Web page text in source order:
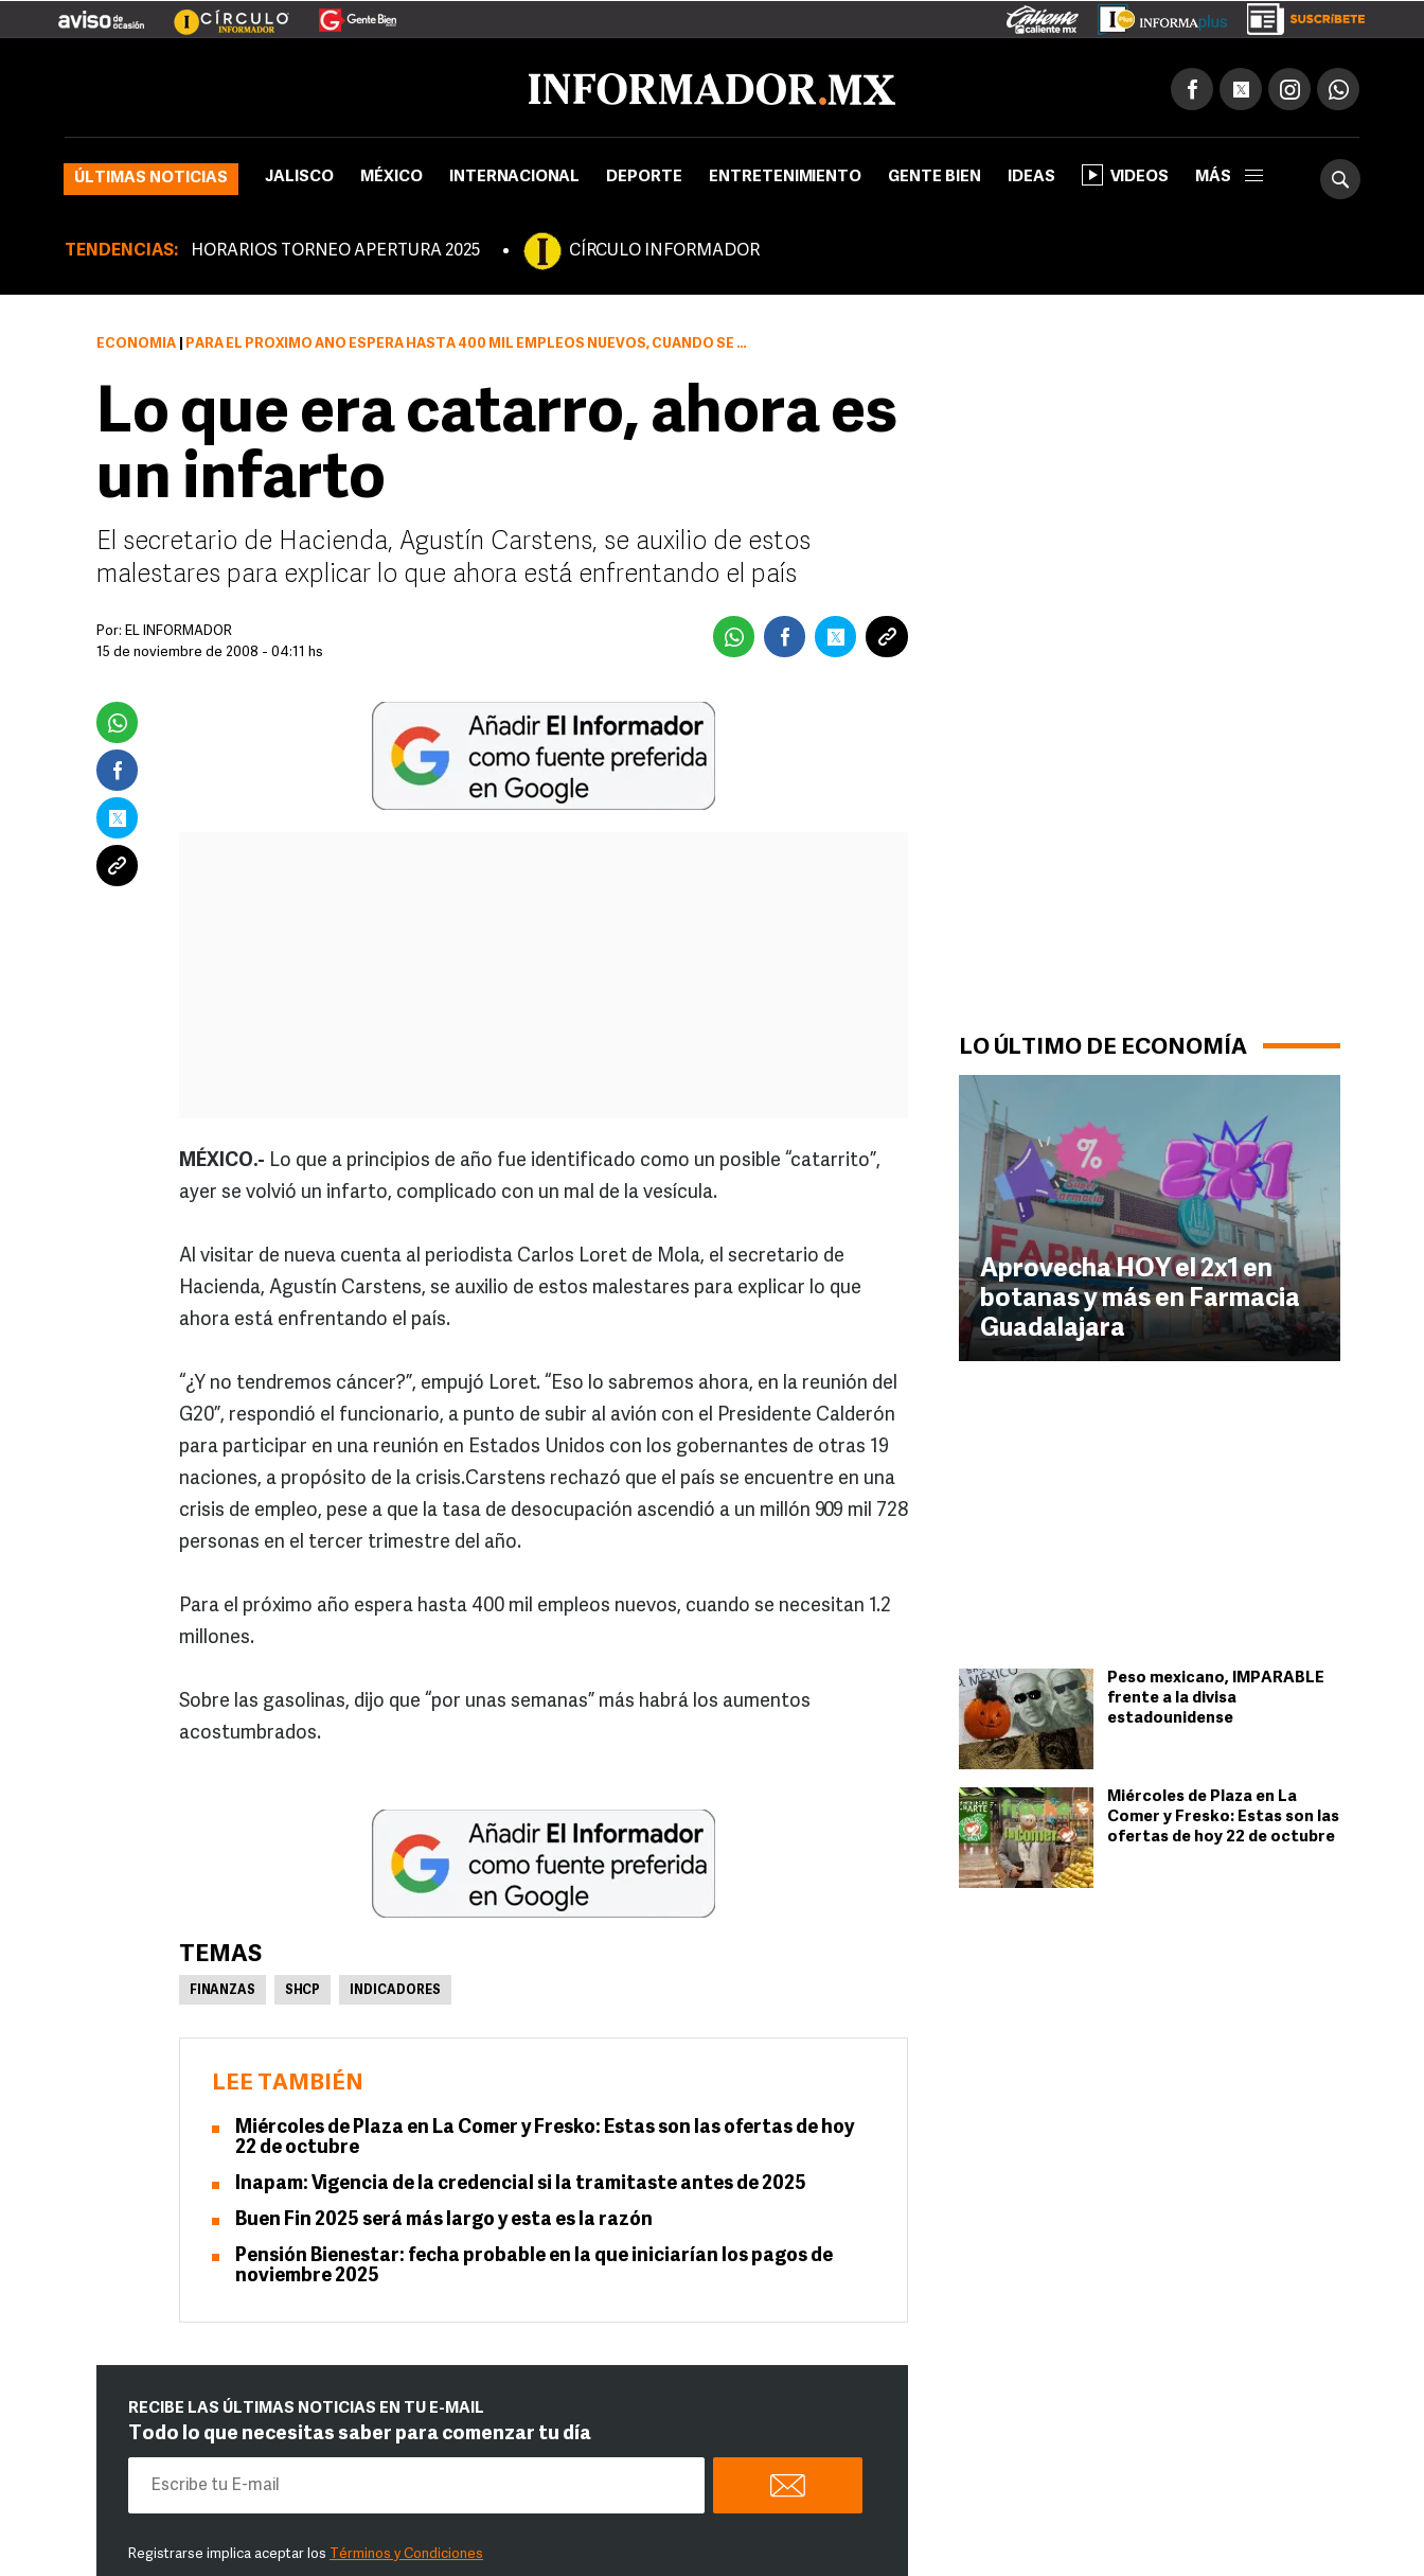
ÚLTIMAS NOTICIAS JALISCO MÉXICO INTERNACIONAL DEPORTE ENTRETENIMIENTO GENTE BIEN IDEAS VIDEOS MÁS
TENDENCIAS: HORARIOS TORNEO APERTURA 2025 CÍRCULO INFORMADOR
LO ÚLTIMO DE ECONOMÍA
Aprovecha HOY el 2x1 en
botanas y más en Farmacia
Guadalajara
Peso mexicano, IMPARABLE
frente a la divisa
estadounidense
Miércoles de Plaza en La
Comer y Fresko: Estas son las
ofertas de hoy 22 de octubre
ECONOMÍA PARA EL PRÓXIMO AÑO ESPERA HASTA 400 MIL EMPLEOS NUEVOS, CUANDO SE NECESITAN 1.2 MILLONES
Lo que era catarro, ahora es
un infarto
El secretario de Hacienda, Agustín Carstens, se auxilio de estos
malestares para explicar lo que ahora está enfrentando el país
Por: EL INFORMADOR
15 de noviembre de 2008 - 04:11 hs
MÉXICO.- Lo que a principios de año fue identificado como un posible “catarrito”,
ayer se volvió un infarto, complicado con un mal de la vesícula.
Al visitar de nueva cuenta al periodista Carlos Loret de Mola, el secretario de
Hacienda, Agustín Carstens, se auxilio de estos malestares para explicar lo que
ahora está enfrentando el país.
“¿Y no tendremos cáncer?”, empujó Loret. “Eso lo sabremos ahora, en la reunión del
G20”, respondió el funcionario, a punto de subir al avión con el Presidente Calderón
para participar en una reunión en Estados Unidos con los gobernantes de otras 19
naciones, a propósito de la crisis.Carstens rechazó que el país se encuentre en una
crisis de empleo, pese a que la tasa de desocupación ascendió a un millón 909 mil 728
personas en el tercer trimestre del año.
Para el próximo año espera hasta 400 mil empleos nuevos, cuando se necesitan 1.2
millones.
Sobre las gasolinas, dijo que “por unas semanas” más habrá los aumentos
acostumbrados.
TEMAS
FINANZAS SHCP INDICADORES
LEE TAMBIÉN
Miércoles de Plaza en La Comer y Fresko: Estas son las ofertas de hoy
22 de octubre
Inapam: Vigencia de la credencial si la tramitaste antes de 2025
Buen Fin 2025 será más largo y esta es la razón
Pensión Bienestar: fecha probable en la que iniciarían los pagos de
noviembre 2025
RECIBE LAS ÚLTIMAS NOTICIAS EN TU E-MAIL
Todo lo que necesitas saber para comenzar tu día
Registrarse implica aceptar los Términos y Condiciones